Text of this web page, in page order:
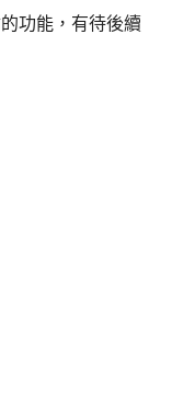
功能，有待後續